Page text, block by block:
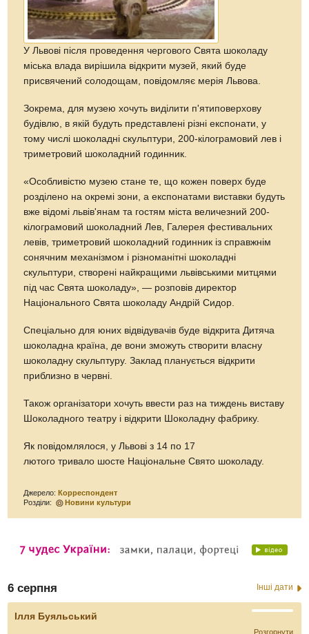
У Львові після проведення чергового Свята шоколаду
міська влада вирішила відкрити музей, який буде
присвячений солодощам, повідомляє мерія Львова.
Зокрема, для музею хочуть виділити п'ятиповерхову
будівлю, в якій будуть представлені різні експонати, у
тому числі шоколадні скульптури, 200-кілограмовий лев і
триметровий шоколадний годинник.
«Особливістю музею стане те, що кожен поверх буде
розділено на окремі зони, а експонатами виставки будуть
вже відомі львів'янам та гостям міста величезний 200-
кілограмовий шоколадний Лев, Галерея фестивальних
левів, триметровий шоколадний годинник із справжнім
сонячним механізмом і різноманітні шоколадні
скульптури, створені найкращими львівськими митцями
під час Свята шоколаду», — розповів директор
Національного Свята шоколаду Андрій Сидор.
Спеціально для юних відвідувачів буде відкрита Дитяча
шоколадна країна, де вони зможуть створити власну
шоколадну скульптуру. Заклад планується відкрити
приблизно в червні.
Також організатори хочуть ввести раз на тиждень виставу
Шоколадного театру і відкрити Шоколадну фабрику.
Як повідомлялося, у Львові з 14 по 17
лютого тривало шосте Національне Свято шоколаду.
Джерело:Корреспондент
Розділи:
Новини культури
6 серпня Інші дати
Ілля Буяльський
Розгорнути